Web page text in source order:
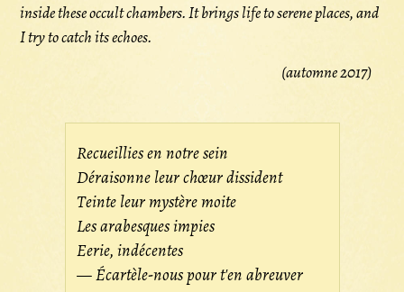
inside these occult chambers. It brings life to serene places, and
I try to catch its echoes.
(automne 2017)
Recueillies en notre sein
Déraisonne leur chœur dissident
Teinte leur mystère moite
Les arabesques impies
Eerie, indécentes
— Écartèle-nous pour t'en abreuver